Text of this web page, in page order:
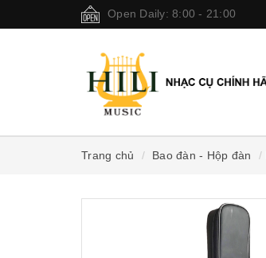
Open Daily: 8:00 - 21:00
Trang chủ Bao đàn - Hộp đàn